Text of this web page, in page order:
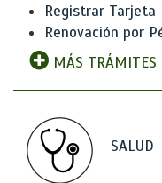
Registrar Tarjeta
Renovación por
MÁS TRÁMITES
SALUD